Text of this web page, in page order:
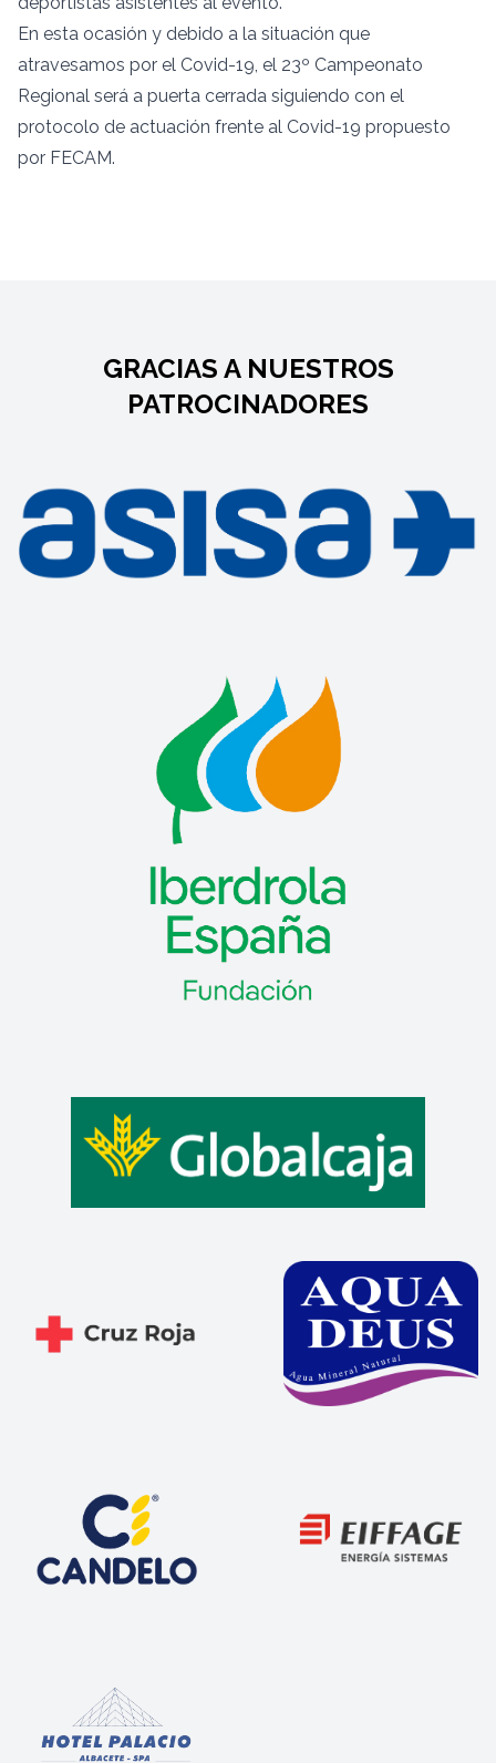
En esta ocasión y debido a la situación que
atravesamos por el Covid-19, el 23º Campeonato
Regional será a puerta cerrada siguiendo con el
protocolo de actuación frente al Covid-19 propuesto
por FECAM.
GRACIAS A NUESTROS
PATROCINADORES